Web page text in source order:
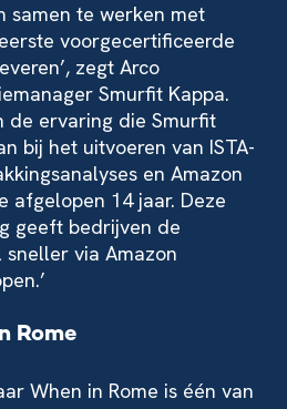
samen te werken met
voorgecertificeerde
zegt Arco
Smurfit Kappa.
de ervaring die Smurfit
bij het uitvoeren van ISTA-
en Amazon
afgelopen 14 jaar. Deze
geeft bedrijven de
via Amazon
Rome
When in Rome is één van